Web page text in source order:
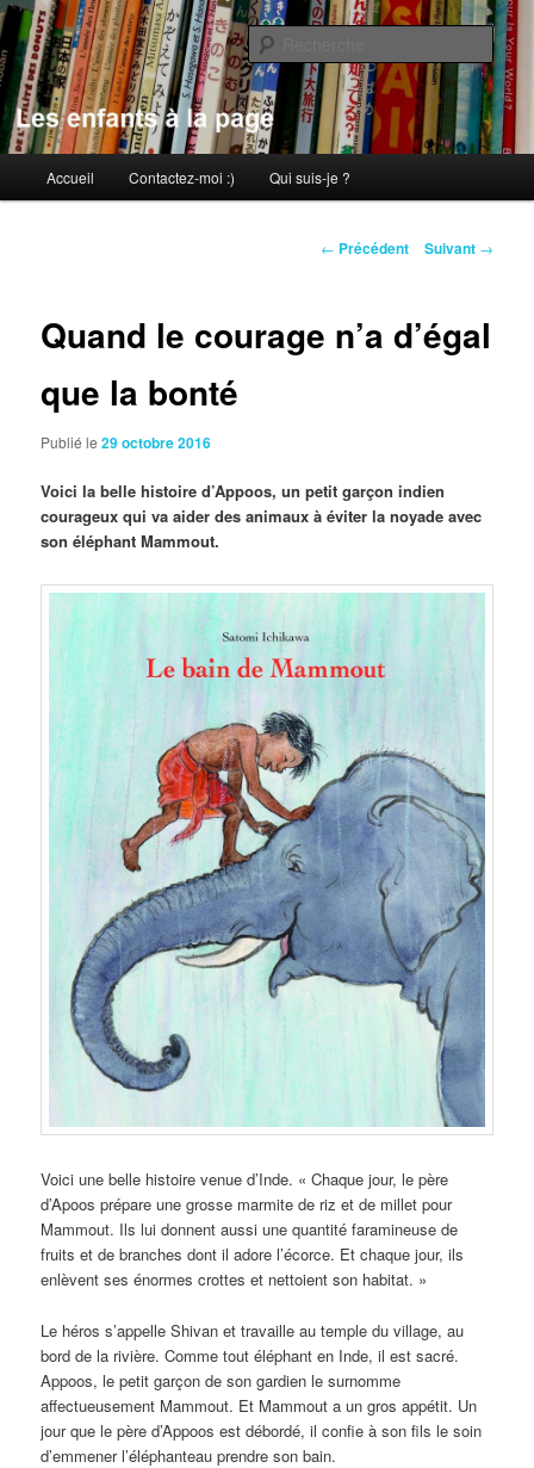
Aller
au
contenu
principalLes enfants à la page
principal
Accueil Contactez-moi :) Qui suis-je ?
Navigation
← Précédent Suivant →
Quand le courage n’a d’égal
que la bonté
Publié le29 octobre 2016
Voici la belle histoire d’Appoos, un petit garçon indien
courageux qui va aider des animaux à éviter la noyade avec
son éléphant Mammout.
Voici une belle histoire venue d’Inde. « Chaque jour, le père
d’Apoos prépare une grosse marmite de riz et de millet pour
Mammout. Ils lui donnent aussi une quantité faramineuse de
fruits et de branches dont il adore l’écorce. Et chaque jour, ils
enlèvent ses énormes crottes et nettoient son habitat. »
Le héros s’appelle Shivan et travaille au temple du village, au
bord de la rivière. Comme tout éléphant en Inde, il est sacré.
Appoos, le petit garçon de son gardien le surnomme
affectueusement Mammout. Et Mammout a un gros appétit. Un
jour que le père d’Appoos est débordé, il confie à son fils le soin
d’emmener l’éléphanteau prendre son bain.